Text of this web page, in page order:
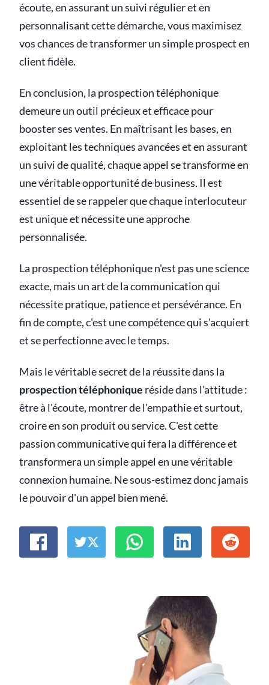
écoute, en assurant un suivi régulier et en
personnalisant cette démarche, vous maximisez
vos chances de transformer un simple prospect en
client fidèle.
En conclusion, la prospection téléphonique
demeure un outil précieux et efficace pour
booster ses ventes. En maîtrisant les bases, en
exploitant les techniques avancées et en assurant
un suivi de qualité, chaque appel se transforme en
une véritable opportunité de business. Il est
essentiel de se rappeler que chaque interlocuteur
est unique et nécessite une approche
personnalisée.
La prospection téléphonique n'est pas une science
exacte, mais un art de la communication qui
nécessite pratique, patience et persévérance. En
fin de compte, c'est une compétence qui s'acquiert
et se perfectionne avec le temps.
Mais le véritable secret de la réussite dans la
prospection téléphonique réside dans l'attitude :
être à l'écoute, montrer de l'empathie et surtout,
croire en son produit ou service. C'est cette
passion communicative qui fera la différence et
transformera un simple appel en une véritable
connexion humaine. Ne sous-estimez donc jamais
le pouvoir d'un appel bien mené.